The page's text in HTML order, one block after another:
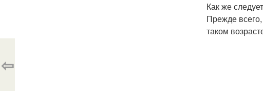
Как же
Прежде
таком
⇦